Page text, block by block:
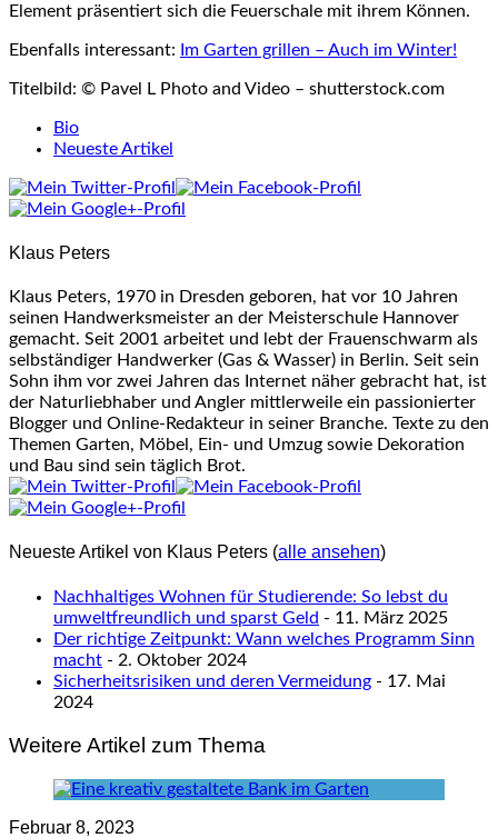
Element präsentiert sich die Feuerschale mit ihrem Können.
Ebenfalls interessant: Im Garten grillen – Auch im Winter!
Titelbild: © Pavel L Photo and Video – shutterstock.com
following
tabs
change
below.
Bio
Neueste Artikel
Klaus Peters
Klaus Peters, 1970 in Dresden geboren, hat vor 10 Jahren
seinen Handwerksmeister an der Meisterschule Hannover
gemacht. Seit 2001 arbeitet und lebt der Frauenschwarm als
selbständiger Handwerker (Gas & Wasser) in Berlin. Seit sein
Sohn ihm vor zwei Jahren das Internet näher gebracht hat, ist
der Naturliebhaber und Angler mittlerweile ein passionierter
Blogger und Online-Redakteur in seiner Branche. Texte zu den
Themen Garten, Möbel, Ein- und Umzug sowie Dekoration
und Bau sind sein täglich Brot.
Neueste Artikel von Klaus Peters (alle ansehen)
Nachhaltiges Wohnen für Studierende: So lebst du
umweltfreundlich und sparst Geld - 11. März 2025
Der richtige Zeitpunkt: Wann welches Programm Sinn
macht - 2. Oktober 2024
Sicherheitsrisiken und deren Vermeidung - 17. Mai
2024
Weitere Artikel zum Thema
Februar 8, 2023